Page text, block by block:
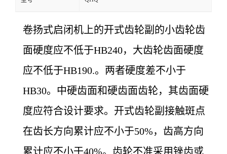
卷扬式启闭机上的开式齿轮副的小齿轮齿
面硬度应不低于HB240，大齿轮齿面硬度
应不低于HB190.。两者硬度差不小于
HB30。中硬齿面和硬齿面齿轮，其齿面硬
度应符合设计要求。开式齿轮副接触斑点
在齿长方向累计应不小于50%，齿高方向
累计应不小于40%。齿轮不准采用锉齿或